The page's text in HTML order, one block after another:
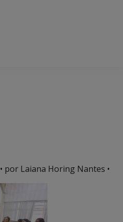
• por Laiana Horing Nantes •